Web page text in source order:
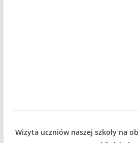
Wizyta uczniów naszej szkoły na